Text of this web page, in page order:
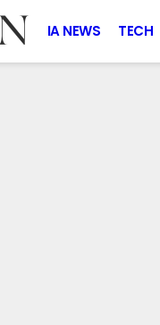
IA NEWS TECH